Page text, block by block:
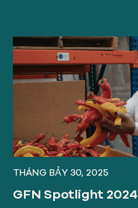
THÁNG BẢY 30, 2025
GFN Spotlight 2024